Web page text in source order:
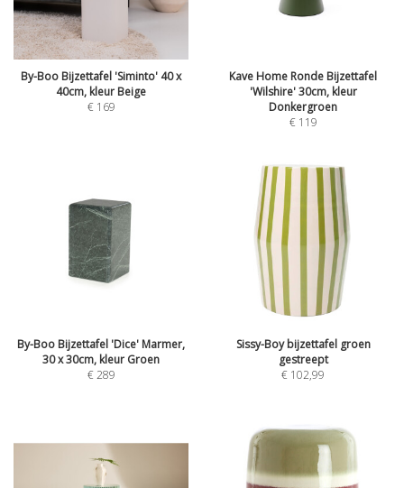
By-Boo Bijzettafel 'Siminto' 40 x
40cm, kleur Beige
€ 169
Kave Home Ronde Bijzettafel
'Wilshire' 30cm, kleur
Donkergroen
€ 119
By-Boo Bijzettafel 'Dice' Marmer,
30 x 30cm, kleur Groen
€289
Sissy-Boy bijzettafel groen
gestreept
€ 102,99